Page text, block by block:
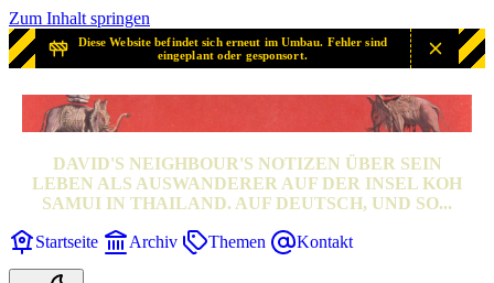
Zum Inhalt springen
Diese Website befindet sich erneut im Umbau. Fehler sind
eingeplant oder gesponsort.
SAMUI? SAMUI!
DAVID'S NEIGHBOUR'S NOTIZEN ÜBER SEIN
LEBEN ALS AUSWANDERER AUF DER INSEL KOH
SAMUI IN THAILAND. AUF DEUTSCH, UND SO...
Startseite Archiv Themen Kontakt